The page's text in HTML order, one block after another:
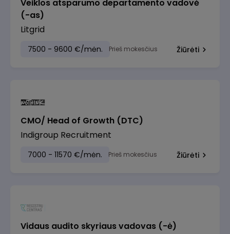
Veiklos atsparumo departamento vadovė
(-as)
Litgrid
7500 - 9600 €/mėn. Prieš mokesčius Žiūrėti
CMO/ Head of Growth (DTC)
Indigroup Recruitment
7000 - 11570 €/mėn. Prieš mokesčius Žiūrėti
Vidaus audito skyriaus vadovas (-ė)